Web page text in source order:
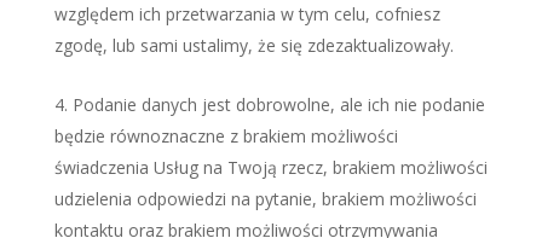
względem ich przetwarzania w tym celu, cofniesz
zgodę, lub sami ustalimy, że się zdezaktualizowały.
Podanie danych jest dobrowolne, ale ich nie podanie
będzie równoznaczne z brakiem możliwości
świadczenia Usług na Twoją rzecz, brakiem możliwości
udzielenia odpowiedzi na pytanie, brakiem możliwości
kontaktu oraz brakiem możliwości otrzymywania